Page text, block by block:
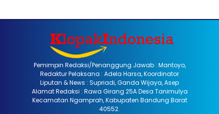
Pemimpin Redaksi/Penanggung Jawab : Mantoyo,
Redaktur Pelaksana : Adela Harsa, Koordinator
Liputan & News : Supriadi, Ganda Wijaya, Asep
Alamat Redaksi : Rawa Girang 25A Desa Tanimulya
Kecamatan Ngamprah, Kabupaten Bandung Barat
40552.